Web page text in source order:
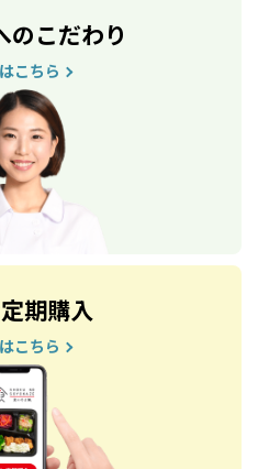
のこだわり
こちら
期購入
こちら